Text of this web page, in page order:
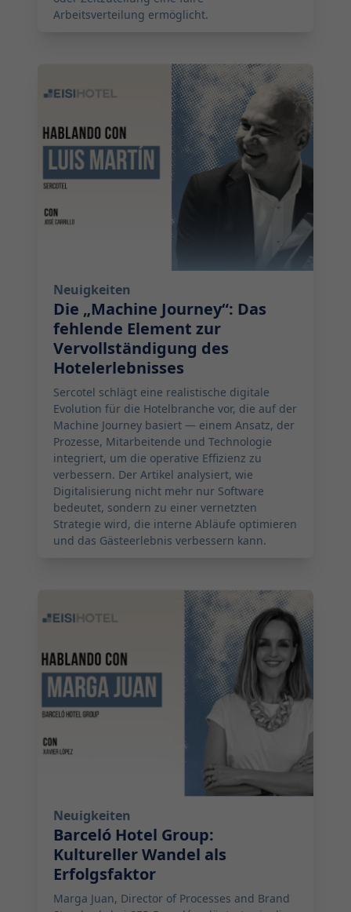
Arbeitsverteilung ermöglicht.
2026-05-19 08:00:00
Neuigkeiten
Die „Machine Journey“: Das
fehlende Element zur
Vervollständigung des
Hotelerlebnisses
Sercotel schlägt eine realistische digitale
Evolution für die Hotelbranche vor, die auf der
Machine Journey basiert — einem Ansatz, der
Prozesse, Mitarbeitende und Technologie
integriert, um die operative Effizienz zu
verbessern. Der Artikel analysiert, wie
Digitalisierung nicht mehr nur Software
bedeutet, sondern zu einer vernetzten
Strategie wird, die interne Abläufe optimieren
und das Gästeerlebnis verbessern kann.
2026-05-06 12:59:00
Neuigkeiten
Barceló Hotel Group:
Kultureller Wandel als
Erfolgsfaktor
Marga Juan, Director of Processes and Brand